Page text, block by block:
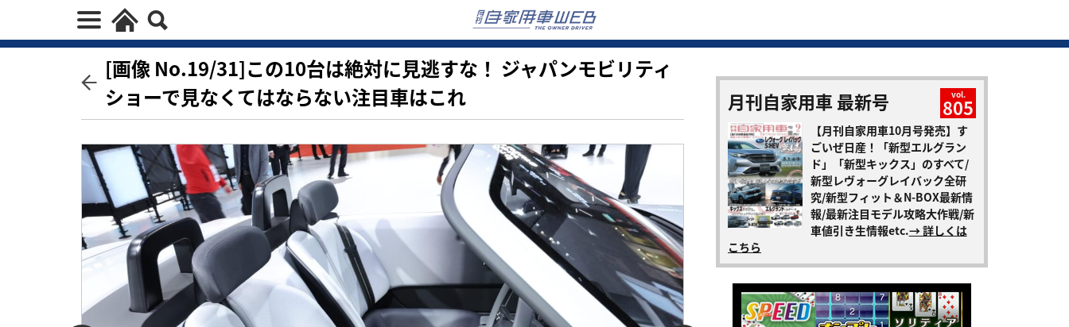
[画像 No.19/31]この10台は絶対に見逃すな！ ジャパンモビリティ
ショーで見なくてはならない注目車はこれ
月刊自家用車 最新号 vol.
805
【月刊自家用車10月号発売】す
ごいぜ日産！「新型エルグラン
ド」「新型キックス」のすべて/
新型レヴォーグレイバック全研
究/新型フィット＆N-BOX最新情
報/最新注目モデル攻略大作戦/新
車値引き生情報etc.→ 詳しくは
こちら